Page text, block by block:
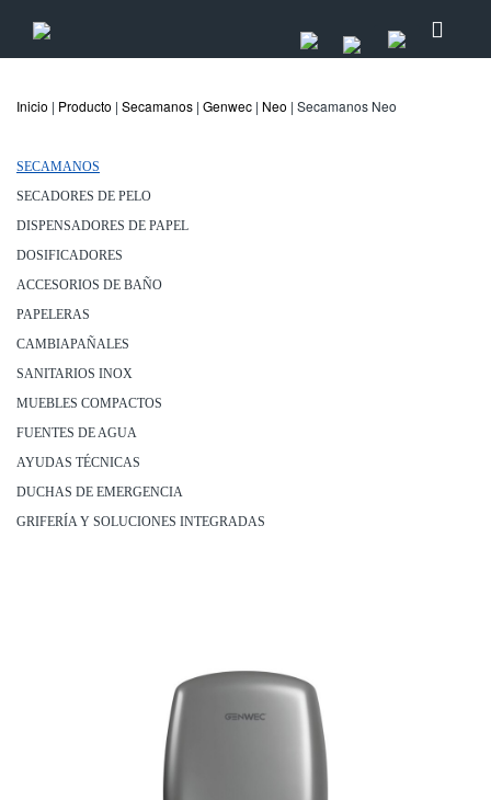
Inicio | Producto | Secamanos | Genwec | Neo | Secamanos Neo
SECAMANOS
SECADORES DE PELO
DISPENSADORES DE PAPEL
DOSIFICADORES
ACCESORIOS DE BAÑO
PAPELERAS
CAMBIAPAÑALES
SANITARIOS INOX
MUEBLES COMPACTOS
FUENTES DE AGUA
AYUDAS TÉCNICAS
DUCHAS DE EMERGENCIA
GRIFERÍA Y SOLUCIONES INTEGRADAS